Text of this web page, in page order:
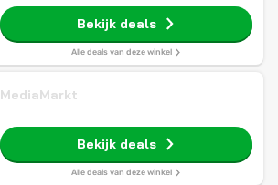
Bekijk deals
Alle deals van deze winkel
MediaMarkt
Bekijk deals
Alle deals van deze winkel